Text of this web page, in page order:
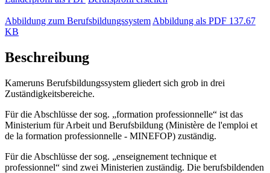
Abbildung zum Berufsbildungssystem Abbildung als PDF 137.67
KB
Beschreibung
Kameruns Berufsbildungssystem gliedert sich grob in drei
Zuständigkeitsbereiche.
Für die Abschlüsse der sog. „formation professionnelle“ ist das
Ministerium für Arbeit und Berufsbildung (Ministère de l'emploi et
de la formation professionnelle - MINEFOP) zuständig.
Für die Abschlüsse der sog. „enseignement technique et
professionnel“ sind zwei Ministerien zuständig. Die berufsbildenden